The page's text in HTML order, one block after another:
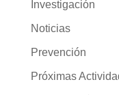
agosto 2016
marzo 2016
septiembre 2000